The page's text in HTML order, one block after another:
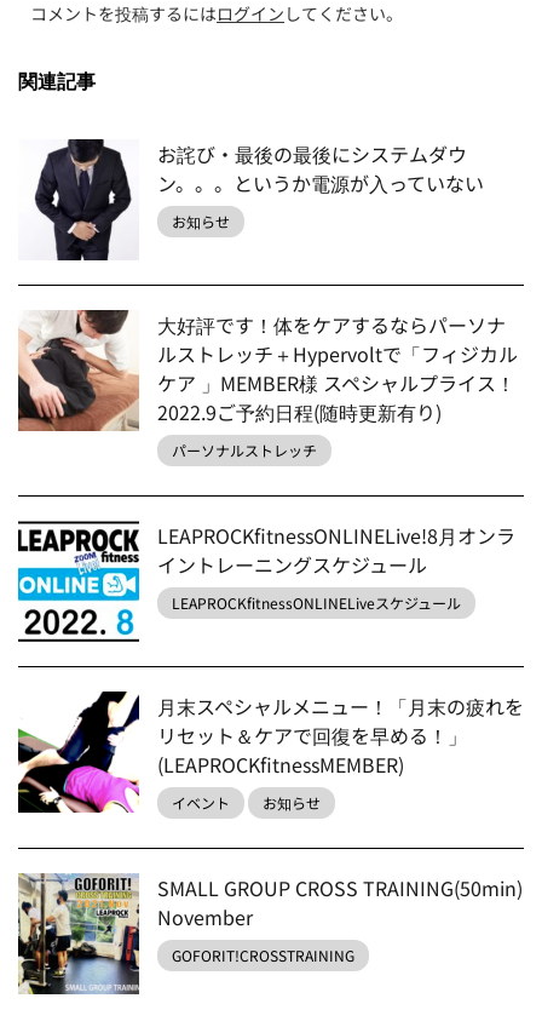
コメントを投稿するにはログイン してください。
関連記事
お詫び・最後の最後にシステムダウ
ン。。。というか電源が入っていない
お知らせ
大好評です！体をケアするならパーソナ
ルストレッチ＋Hypervoltで「フィジカル
ケア 」MEMBER様 スペシャルプライス！
2022.9ご予約日程(随時更新有り)
パーソナルストレッチ
LEAPROCKfitnessONLINELive!8月オンラ
イントレーニングスケジュール
LEAPROCKfitnessONLINELiveスケジュール
月末スペシャルメニュー！「月末の疲れを
リセット＆ケアで回復を早める！」
(LEAPROCKfitnessMEMBER)
イベント お知らせ
SMALL GROUP CROSS TRAINING(50min)
November
GOFORIT!CROSSTRAINING